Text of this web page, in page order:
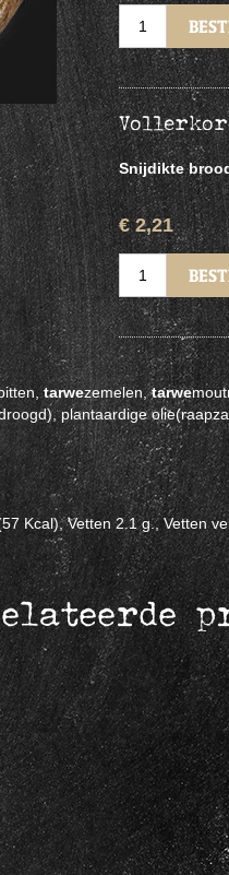
Snijdikte
€ 2,21
tarwezemelen,tarwe
plantaardige
Kcal), Vetten 2.1 g., Vetten